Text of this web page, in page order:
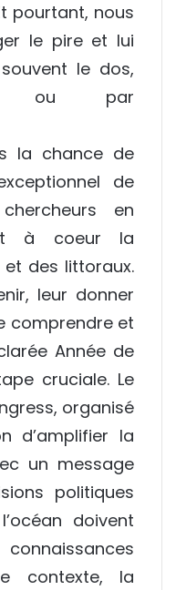
pourtant, nous
le pire et lui
le dos,
ou par
la chance de
de
en
à coeur la
des littoraux.
leur donner
comprendre et
Année de
cruciale. Le
organisé
d’amplifier la
un message
politiques
doivent
contexte, la